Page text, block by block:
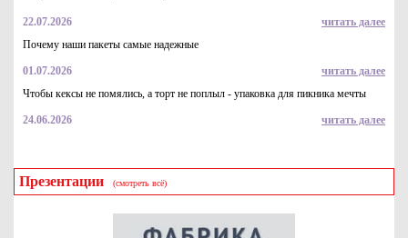
910 Купить
Коробка для торта, пирога и подарка с прозрачным окном
400*300*120 "Fupeco WinCakeBox" из микрогофрокартона
22.07.2026
читать далее
Почему наши пакеты самые надежные
01.07.2026
читать далее
Чтобы кексы не помялись, а торт не поплыл - упаковка для пикника мечты
24.06.2026 читать далее
Презентации (смотреть всё)